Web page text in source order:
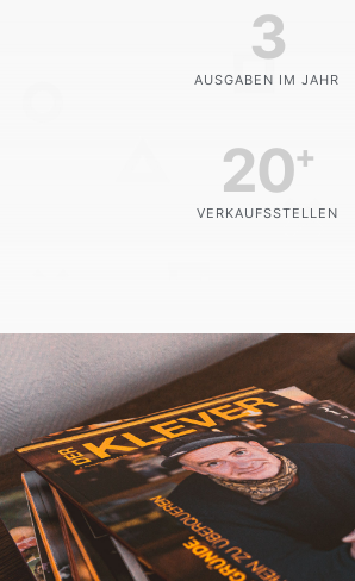
3
AUSGABEN IM JAHR
20+
VERKAUFSSTELLEN